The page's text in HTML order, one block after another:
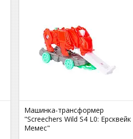
Машинка-трансформер
"Screechers Wild S4 L0: Ерсквейк
Мемес"